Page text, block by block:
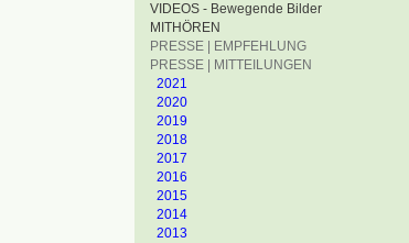
VIDEOS - Bewegende Bilder
MITHÖREN
PRESSE | EMPFEHLUNG
PRESSE | MITTEILUNGEN
2021
2020
2019
2018
2017
2016
2015
2014
2013